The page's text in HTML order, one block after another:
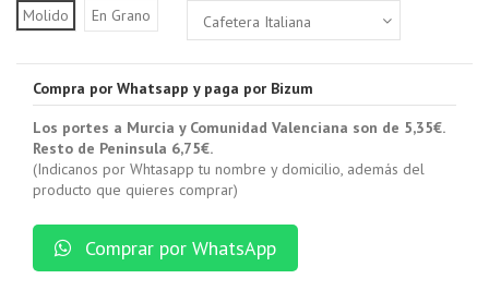
Molido
En Grano
Compra por Whatsapp y paga por Bizum
Los portes a Murcia y Comunidad Valenciana son de 5,35€.
Resto de Peninsula 6,75€.
(Indicanos por Whtasapp tu nombre y domicilio, además del
producto que quieres comprar)
Comprar por WhatsApp